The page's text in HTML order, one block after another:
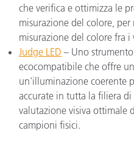
che verifica e ottimizza le
misurazione del colore,
misurazione del colore fra i
Judge LED – Uno
ecocompatibile che offre
un'illuminazione coerente
accurate in tutta la filiera
valutazione visiva ottimale
campioni fisici.